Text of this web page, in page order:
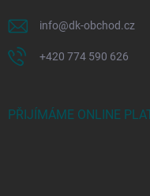
info@dk-obchod.cz
+420 774 590 626
PŘIJÍMÁME ONLINE